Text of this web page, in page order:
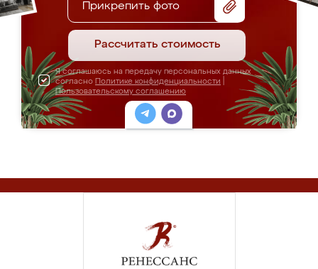
Прикрепить фото
Рассчитать стоимость
Я соглашаюсь на передачу персональных данных
согласно Политике конфиденциальности
Пользовательскому соглашению